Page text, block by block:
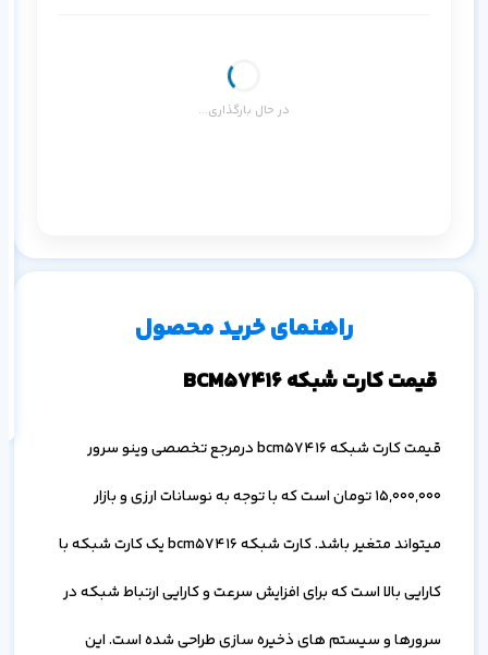
در حال بارگذاری...
۳ ماه ۶ ماه ۱ سال
راهنمای خرید محصول
قیمت کارت شبکه BCM57416
قیمت کارت شبکه bcm57416 درمرجع تخصصی وینو سرور
15,000,000 تومان است که با توجه به نوسانات ارزی و بازار
میتواند متغیر باشد. کارت شبکه bcm57416 یک کارت شبکه با
کارایی بالا است که برای افزایش سرعت و کارایی ارتباط شبکه در
سرورها و سیستم های ذخیره سازی طراحی شده است. این